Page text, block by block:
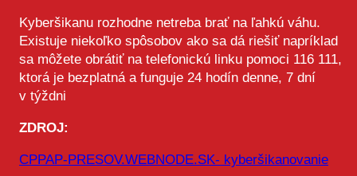
Kyberšikanu rozhodne netreba brať na ľahkú váhu.
Existuje niekoľko spôsobov ako sa dá riešiť napríklad
sa môžete obrátiť na telefonickú linku pomoci 116 111,
ktorá je bezplatná a funguje 24 hodín denne, 7 dní
v týždni
ZDROJ:
CPPAP-PRESOV.WEBNODE.SK- kyberšikanovanie